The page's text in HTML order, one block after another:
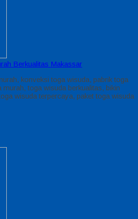
Berkualitas Makassar
konveksi toga wisuda, pabrik toga
toga wisuda berkualitas, bikin
wisuda terpercaya, paket toga wisuda